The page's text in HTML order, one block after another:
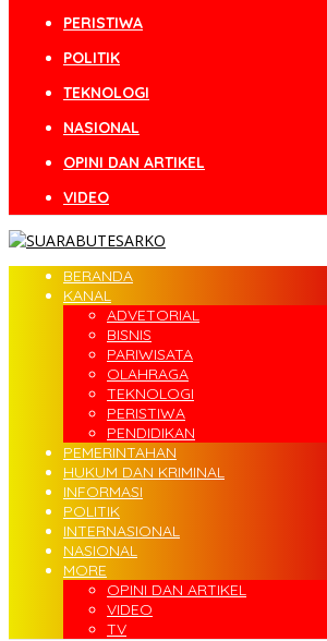
PERISTIWA
POLITIK
TEKNOLOGI
NASIONAL
OPINI DAN ARTIKEL
VIDEO
BERANDA
KANAL
ADVETORIAL
BISNIS
PARIWISATA
OLAHRAGA
TEKNOLOGI
PERISTIWA
PENDIDIKAN
PEMERINTAHAN
HUKUM DAN KRIMINAL
INFORMASI
POLITIK
INTERNASIONAL
NASIONAL
MORE
OPINI DAN ARTIKEL
VIDEO
TV